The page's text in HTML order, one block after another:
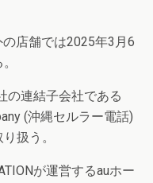
店舗では2025年3月6
の連結子会社である
(沖縄セルラー電話)
扱う。
が運営するauホー